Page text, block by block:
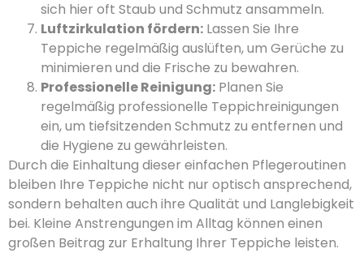
sich hier oft Staub und Schmutz ansammeln.
Luftzirkulation fördern: Lassen Sie Ihre
Teppiche regelmäßig auslüften, um Gerüche zu
minimieren und die Frische zu bewahren.
Professionelle Reinigung: Planen Sie
regelmäßig professionelle Teppichreinigungen
ein, um tiefsitzenden Schmutz zu entfernen und
die Hygiene zu gewährleisten.
Durch die Einhaltung dieser einfachen Pflegeroutinen
bleiben Ihre Teppiche nicht nur optisch ansprechend,
sondern behalten auch ihre Qualität und Langlebigkeit
bei. Kleine Anstrengungen im Alltag können einen
großen Beitrag zur Erhaltung Ihrer Teppiche leisten.